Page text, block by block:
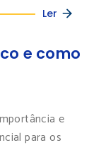
Ler
e como
e
para os